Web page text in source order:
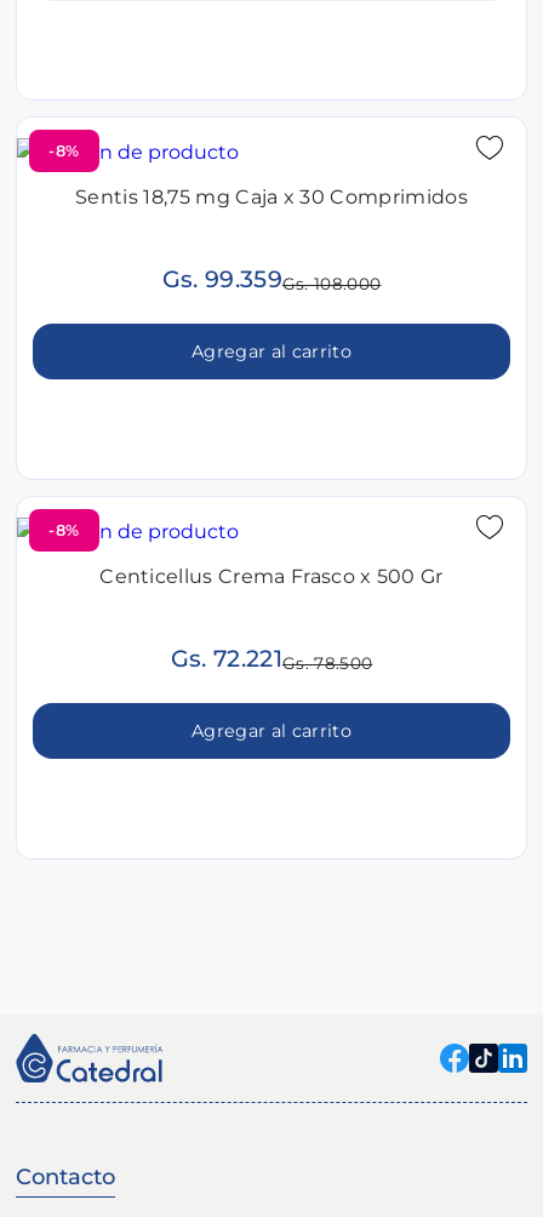
-8%
Sentis 18,75 mg Caja x 30 Comprimidos
Gs. 99.359Gs. 108.000
Agregar al carrito
-8%
Centicellus Crema Frasco x 500 Gr
Gs. 72.221Gs. 78.500
Agregar al carrito
Contacto